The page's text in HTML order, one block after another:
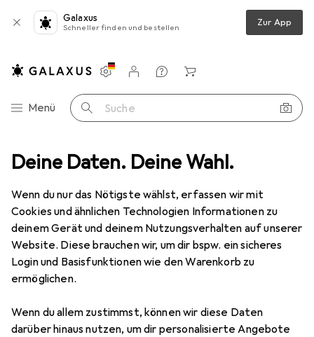
Deine Daten. Deine Wahl.
Wenn du nur das Nötigste wählst, erfassen wir mit
Cookies und ähnlichen Technologien Informationen zu
deinem Gerät und deinem Nutzungsverhalten auf unserer
Website. Diese brauchen wir, um dir bspw. ein sicheres
Login und Basisfunktionen wie den Warenkorb zu
ermöglichen.
Wenn du allem zustimmst, können wir diese Daten
darüber hinaus nutzen, um dir personalisierte Angebote
Galaxus
Schneller finden und bestellen Zur App
Navigation nach Kategorien
Menü Suche
Einstellungen
Kundenkonto
Vergleichslisten
Merklisten
Warenkorb
Sport Bike Protektoren Leatt 3DF 5.0 Knee Guards
3 Bilder
Leatt3DF 5.0 Knee Guards
Preis in EUR inkl. MwSt.
EUR
92,40